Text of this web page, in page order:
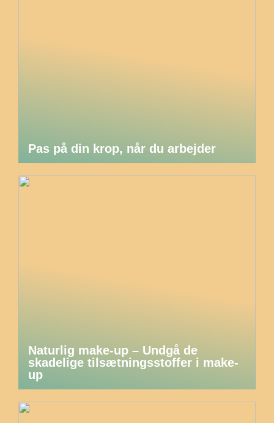
Pas på din krop, når du arbejder
Naturlig make-up – Undgå de
skadelige tilsætningsstoffer i make-
up